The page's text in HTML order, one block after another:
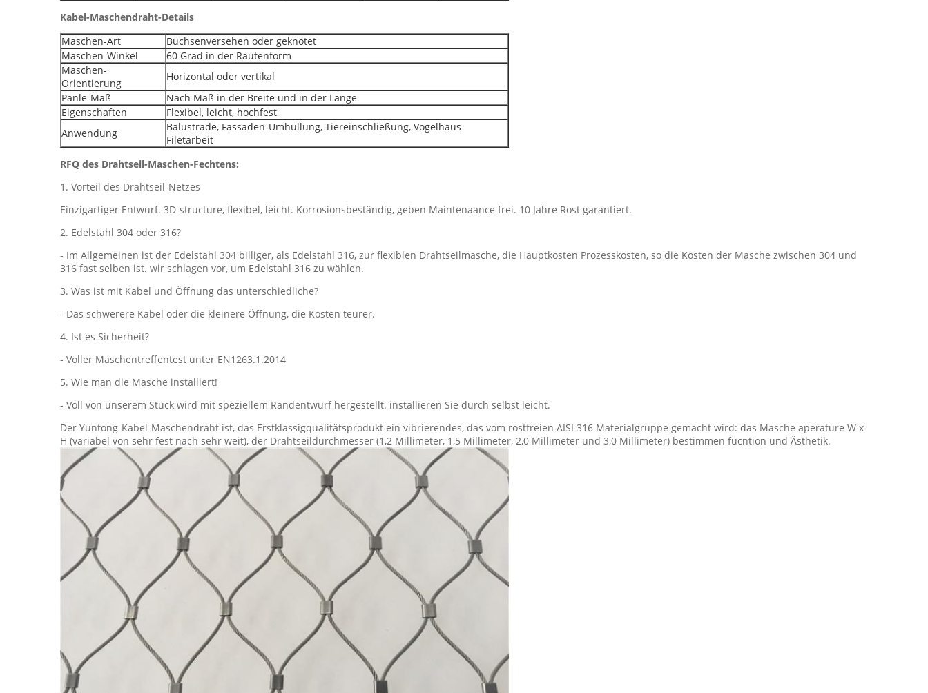
Kabel-Maschendraht-Details
Maschen-Art
Buchsenversehen oder geknotet
Maschen-Winkel
60 Grad in der Rautenform
Maschen-
Orientierung
Horizontal oder vertikal
Panle-Maß
Nach Maß in der Breite und in der Länge
Eigenschaften
Flexibel, leicht, hochfest
Anwendung
Balustrade, Fassaden-Umhüllung, Tiereinschließung, Vogelhaus-
Filetarbeit
RFQ des Drahtseil-Maschen-Fechtens:
1. Vorteil des Drahtseil-Netzes
Einzigartiger Entwurf. 3D-structure, flexibel, leicht. Korrosionsbeständig, geben Maintenaance frei. 10 Jahre Rost garantiert.
2. Edelstahl 304 oder 316?
- Im Allgemeinen ist der Edelstahl 304 billiger, als Edelstahl 316, zur flexiblen Drahtseilmasche, die Hauptkosten Prozesskosten, so die Kosten der Masche zwischen 304 und
316 fast selben ist. wir schlagen vor, um Edelstahl 316 zu wählen.
3. Was ist mit Kabel und Öffnung das unterschiedliche?
- Das schwerere Kabel oder die kleinere Öffnung, die Kosten teurer.
4. Ist es Sicherheit?
- Voller Maschentreffentest unter EN1263.1.2014
5. Wie man die Masche installiert!
- Voll von unserem Stück wird mit speziellem Randentwurf hergestellt. installieren Sie durch selbst leicht.
Der Yuntong-Kabel-Maschendraht ist, das Erstklassigqualitätsprodukt ein vibrierendes, das vom rostfreien AISI 316 Materialgruppe gemacht wird: das Masche aperature W x
H (variabel von sehr fest nach sehr weit), der Drahtseildurchmesser (1,2 Millimeter, 1,5 Millimeter, 2,0 Millimeter und 3,0 Millimeter) bestimmen fucntion und Ästhetik.